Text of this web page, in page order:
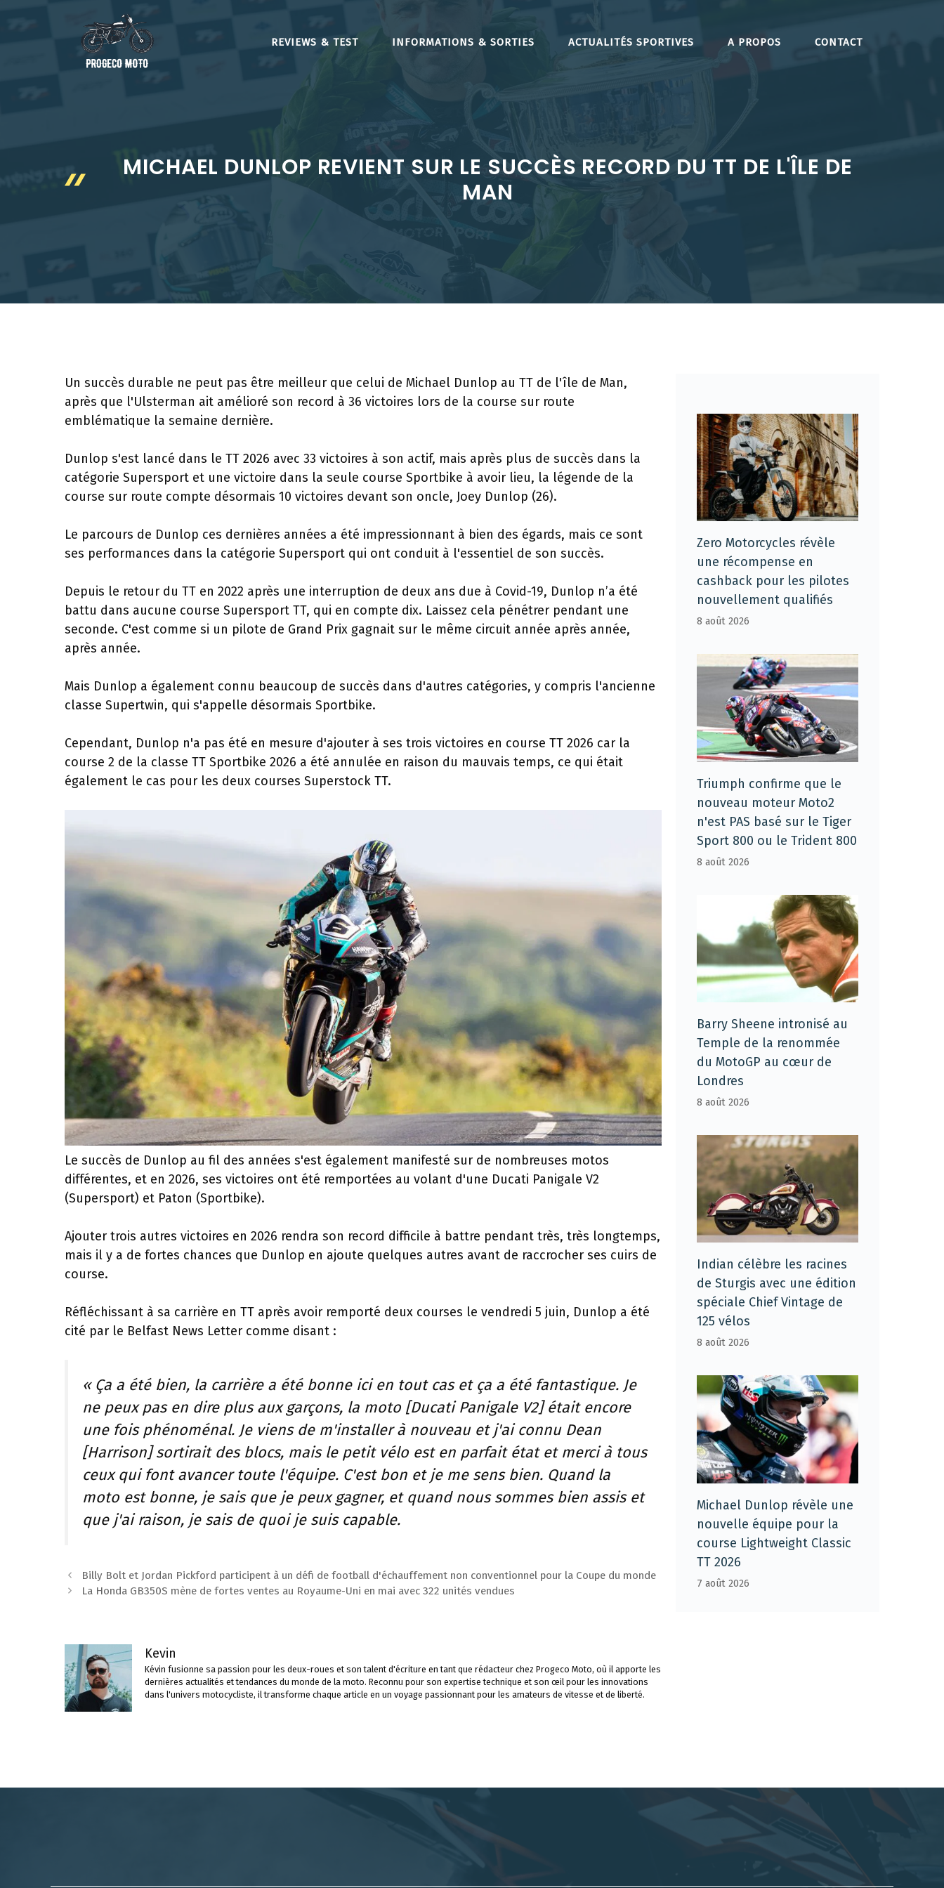
REVIEWS & TEST INFORMATIONS & SORTIES ACTUALITÉS SPORTIVES A PROPOS CONTACT
MICHAEL DUNLOP REVIENT SUR LE SUCCÈS RECORD DU TT DE L'ÎLE DE
MAN
Un succès durable ne peut pas être meilleur que celui de Michael Dunlop au TT de l'île de Man,
après que l'Ulsterman ait amélioré son record à 36 victoires lors de la course sur route
emblématique la semaine dernière.
Dunlop s'est lancé dans le TT 2026 avec 33 victoires à son actif, mais après plus de succès dans la
catégorie Supersport et une victoire dans la seule course Sportbike à avoir lieu, la légende de la
course sur route compte désormais 10 victoires devant son oncle, Joey Dunlop (26).
Le parcours de Dunlop ces dernières années a été impressionnant à bien des égards, mais ce sont
ses performances dans la catégorie Supersport qui ont conduit à l'essentiel de son succès.
Depuis le retour du TT en 2022 après une interruption de deux ans due à Covid-19, Dunlop n’a été
battu dans aucune course Supersport TT, qui en compte dix. Laissez cela pénétrer pendant une
seconde. C'est comme si un pilote de Grand Prix gagnait sur le même circuit année après année,
après année.
Mais Dunlop a également connu beaucoup de succès dans d'autres catégories, y compris l'ancienne
classe Supertwin, qui s'appelle désormais Sportbike.
Cependant, Dunlop n'a pas été en mesure d'ajouter à ses trois victoires en course TT 2026 car la
course 2 de la classe TT Sportbike 2026 a été annulée en raison du mauvais temps, ce qui était
également le cas pour les deux courses Superstock TT.
Le succès de Dunlop au fil des années s'est également manifesté sur de nombreuses motos
différentes, et en 2026, ses victoires ont été remportées au volant d'une Ducati Panigale V2
(Supersport) et Paton (Sportbike).
Ajouter trois autres victoires en 2026 rendra son record difficile à battre pendant très, très longtemps,
mais il y a de fortes chances que Dunlop en ajoute quelques autres avant de raccrocher ses cuirs de
course.
Réfléchissant à sa carrière en TT après avoir remporté deux courses le vendredi 5 juin, Dunlop a été
cité par le Belfast News Letter comme disant :
« Ça a été bien, la carrière a été bonne ici en tout cas et ça a été fantastique. Je
ne peux pas en dire plus aux garçons, la moto [Ducati Panigale V2] était encore
une fois phénoménal. Je viens de m'installer à nouveau et j'ai connu Dean
[Harrison] sortirait des blocs, mais le petit vélo est en parfait état et merci à tous
ceux qui font avancer toute l'équipe. C'est bon et je me sens bien. Quand la
moto est bonne, je sais que je peux gagner, et quand nous sommes bien assis et
que j'ai raison, je sais de quoi je suis capable.
Navigation
des
Billy Bolt et Jordan Pickford participent à un défi de football d'échauffement non conventionnel pour la Coupe du monde
La Honda GB350S mène de fortes ventes au Royaume-Uni en mai avec 322 unités vendues
Kevin
Kévin fusionne sa passion pour les deux-roues et son talent d'écriture en tant que rédacteur chez Progeco Moto, où il apporte les
dernières actualités et tendances du monde de la moto. Reconnu pour son expertise technique et son œil pour les innovations
dans l'univers motocycliste, il transforme chaque article en un voyage passionnant pour les amateurs de vitesse et de liberté.
Zero Motorcycles révèle
une récompense en
cashback pour les pilotes
nouvellement qualifiés
8 août 2026
Triumph confirme que le
nouveau moteur Moto2
n'est PAS basé sur le Tiger
Sport 800 ou le Trident 800
8 août 2026
Barry Sheene intronisé au
Temple de la renommée
du MotoGP au cœur de
Londres
8 août 2026
Indian célèbre les racines
de Sturgis avec une édition
spéciale Chief Vintage de
125 vélos
8 août 2026
Michael Dunlop révèle une
nouvelle équipe pour la
course Lightweight Classic
TT 2026
7 août 2026